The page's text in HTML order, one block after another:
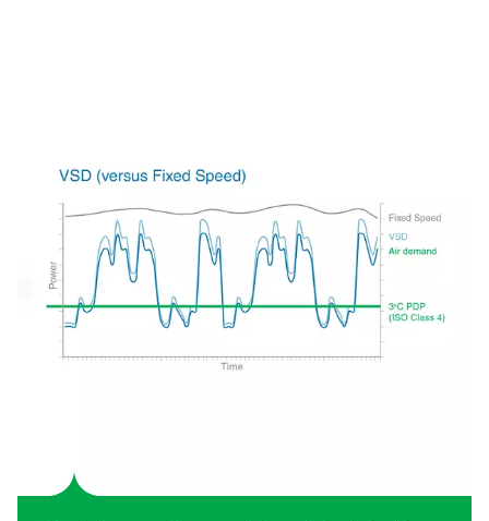
Osuszacze powietrza chłodniczego bez obiegu
Osuszacze powietrzachłodniczego bez obiegu
zapewniają stałą i stabilną temperaturę osuszania.
pracy ciągłej sprawia, że są one wysoce niezawodne i
zwłaszcza w środowiskach przemysłowych,
zapotrzebowanie na sprężone powietrze pozostaje
stałe. Osuszacze te działają poprzez ciągłą pracę
chłodniczej, utrzymując stabilny punkt rosy i
wyborem do wielu zastosowań. Osuszacze